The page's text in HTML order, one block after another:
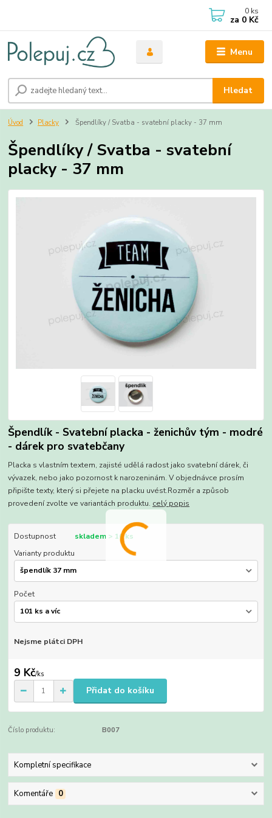
Menu
Hledat
0 ks
za 0 Kč
Úvod Placky Špendlíky / Svatba - svatební placky - 37 mm
Špendlíky / Svatba - svatební
placky - 37 mm
Špendlík - Svatební placka - ženichův tým - modré
- dárek pro svatebčany
Placka s vlastním textem, zajisté udělá radost jako svatební dárek, či
vývazek, nebo jako pozornost k narozeninám. V objednávce prosím
připište texty, který si přejete na placku uvést.Rozměr a způsob
provedení zvolte ve variantách produktu. celý popis
Dostupnost
skladem > 10 ks
Varianty produktu
Počet
Nejsme plátci DPH
9 Kč/ks
Přidat do košíku
Číslo produktu: B007
Kompletní specifikace
Komentáře 0